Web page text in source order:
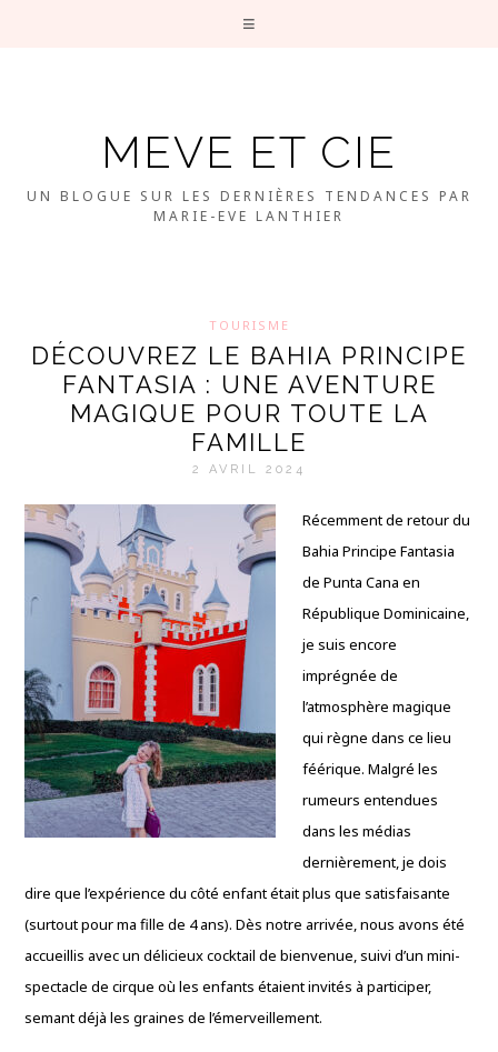
MEVE ET CIE
UN BLOGUE SUR LES DERNIÈRES TENDANCES PAR
MARIE-EVE LANTHIER
TOURISME
DÉCOUVREZ LE BAHIA PRINCIPE
FANTASIA : UNE AVENTURE
MAGIQUE POUR TOUTE LA
FAMILLE
2 AVRIL 2024
Récemment de retour du
Bahia Principe Fantasia
de Punta Cana en
République Dominicaine,
je suis encore
imprégnée de
l’atmosphère magique
qui règne dans ce lieu
féérique. Malgré les
rumeurs entendues
dans les médias
dernièrement, je dois
dire que l’expérience du côté enfant était plus que satisfaisante
(surtout pour ma fille de 4 ans). Dès notre arrivée, nous avons été
accueillis avec un délicieux cocktail de bienvenue, suivi d’un mini-
spectacle de cirque où les enfants étaient invités à participer,
semant déjà les graines de l’émerveillement.